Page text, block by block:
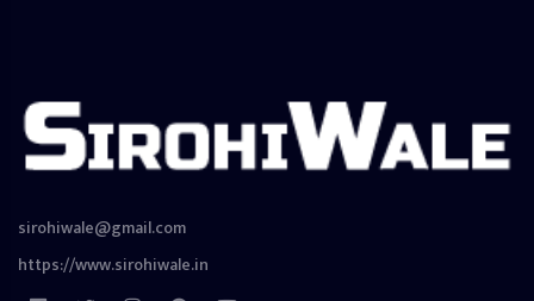
sirohiwale@gmail.com
https://www.sirohiwale.in